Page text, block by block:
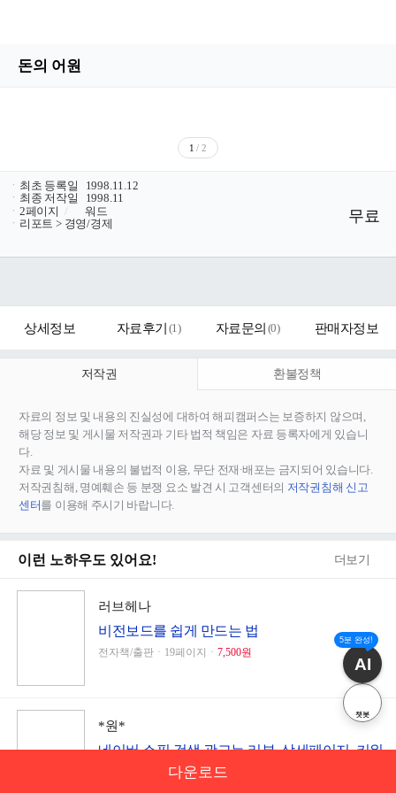
돈의 어원
1 / 2
ㆍ 최초 등록일
1998.11.12
ㆍ 최종 저작일
1998.11
ㆍ 2페이지 /
워드
ㆍ 리포트 > 경영/경제 무료
상세정보 자료후기 (1) 자료문의 (0) 판매자정보
저작권 환불정책
자료의 정보 및 내용의 진실성에 대하여 해피캠퍼스는 보증하지 않으며,
해당 정보 및 게시물 저작권과 기타 법적 책임은 자료 등록자에게 있습니
다.
자료 및 게시물 내용의 불법적 이용, 무단 전재∙배포는 금지되어 있습니다.
저작권침해, 명예훼손 등 분쟁 요소 발견 시 고객센터의 저작권침해 신고
센터를 이용해 주시기 바랍니다.
이런 노하우도 있어요! 더보기
러브헤나
비전보드를 쉽게 만드는 법
전자책/출판ㆍ19페이지ㆍ 7,500원
*원*
네이버 쇼핑 검색 광고는 리뷰, 상세페이지, 키워
다운로드
5분 완성!
AI
챗봇